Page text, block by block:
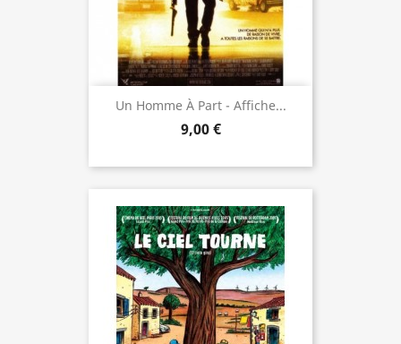
Un Homme À Part - Affiche...
9,00 €